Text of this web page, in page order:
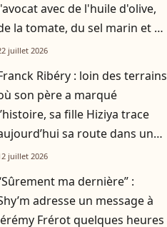
avec de l'huile d'olive,
la tomate, du sel marin et un
juillet 2026
Ribéry : loin des terrains
son père a marqué
sa fille Hiziya trace
sa route dans un
autre univers
juillet 2026
ma dernière” :
adresse un message à
Frérot quelques heures